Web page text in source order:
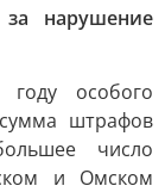
нарушение
особого
штрафов
число
и Омском